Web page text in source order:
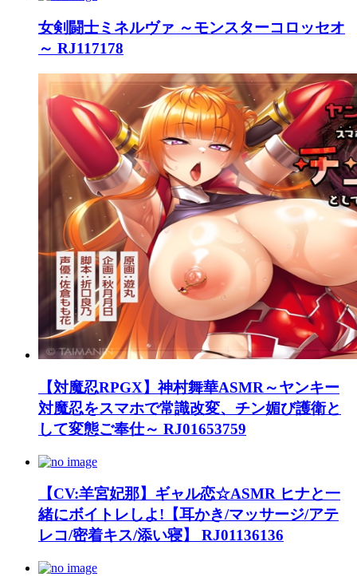
女剣闘士ミネルヴァ ～モンスターコロッセオ
～ RJ117178
【対魔忍RPGX】神村舞華ASMR～ヤンキー
対魔忍をスマホで常識改変、チン媚び護衛と
して変態ご奉仕～ RJ01653759
【CV:羊宮妃那】ギャル恋☆ASMR ヒナと一
緒にボイトレしよ!【耳かき/マッサージ/アテ
レコ/密着キス/添い寝】 RJ01136136